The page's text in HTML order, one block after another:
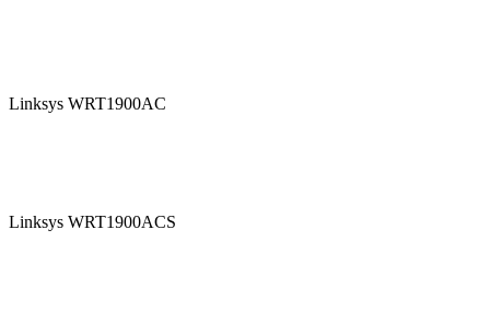
Linksys WRT1900AC
Linksys WRT1900ACS